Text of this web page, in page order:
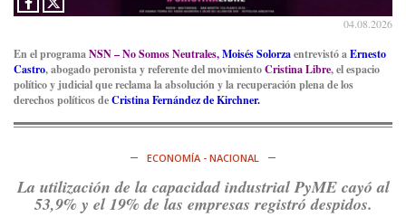
04.08.2026
En el programaNSN – No Somos Neutrales,Moisés Solorzaentrevistó aErnesto
Castro, abogado peronista y referente del movimientoCristina Libre, el espacio
político y judicial que reclama la absolución y la recuperación plena de los
derechos políticos deCristina Fernández de Kirchner.
ECONOMÍA - NACIONAL
La utilización de la capacidad industrial PyME cayó al
53,9% y el 19% de las empresas registró despidos.